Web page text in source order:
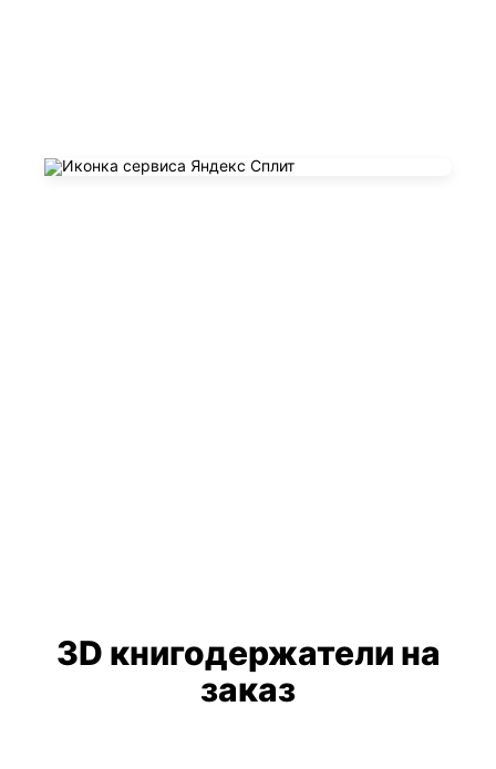
3D книгодержатели на
заказ